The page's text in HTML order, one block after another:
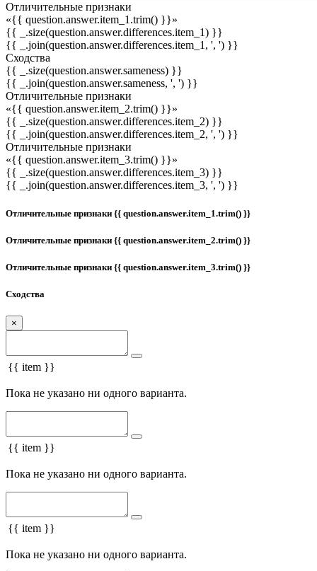
Отличительные признаки
«{{ question.answer.item_1.trim() }}»
{{ _.size(question.answer.differences.item_1) }}
{{ _.join(question.answer.differences.item_1, ', ') }}
Сходства
{{ _.size(question.answer.sameness) }}
{{ _.join(question.answer.sameness, ', ') }}
Отличительные признаки
«{{ question.answer.item_2.trim() }}»
{{ _.size(question.answer.differences.item_2) }}
{{ _.join(question.answer.differences.item_2, ', ') }}
Отличительные признаки
«{{ question.answer.item_3.trim() }}»
{{ _.size(question.answer.differences.item_3) }}
{{ _.join(question.answer.differences.item_3, ', ') }}
Отличительные признаки {{ question.answer.item_1.trim() }}
Отличительные признаки {{ question.answer.item_2.trim() }}
Отличительные признаки {{ question.answer.item_3.trim() }}
Сходства
×
{{ item }}
Пока не указано ни одного варианта.
{{ item }}
Пока не указано ни одного варианта.
{{ item }}
Пока не указано ни одного варианта.